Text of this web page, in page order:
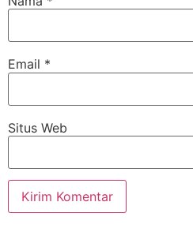
Email *
Situs Web